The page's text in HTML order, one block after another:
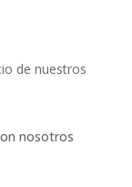
de nuestros
nosotros